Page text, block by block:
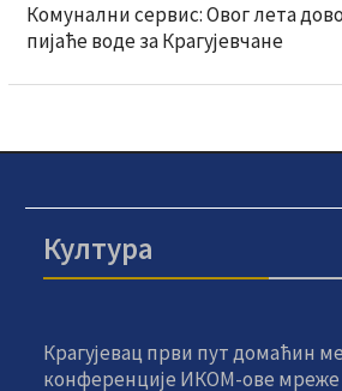
Комунални сервис: Овог лета
пијаће воде за Крагујевчане
Култура
Крагујевац први пут домаћин
конференције ИКОМ-ове мреже